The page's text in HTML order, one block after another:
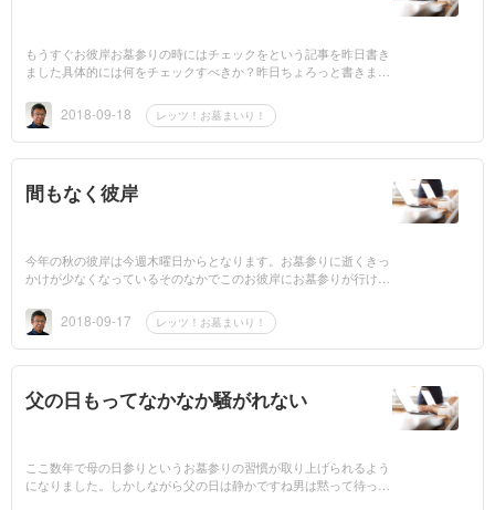
もうすぐお彼岸お墓参りの時にはチェックをという記事を昨日書き
ました具体的には何をチェックすべきか？昨日ちょろっと書きまし
いうこと...2018-09-18 レッツ！お墓まいり！
間もなく彼岸
今年の秋の彼岸は今週木曜日からとなります。お墓参りに逝くきっ
かけが少なくなっているそのなかでこのお彼岸にお墓参りが行ける
に建てて、ほ...
2018-09-17 レッツ！お墓まいり！
父の日もってなかなか騒がれない
ここ数年で母の日参りというお墓参りの習慣が取り上げられるよう
になりました。しかしながら父の日は静かですね男は黙って待って